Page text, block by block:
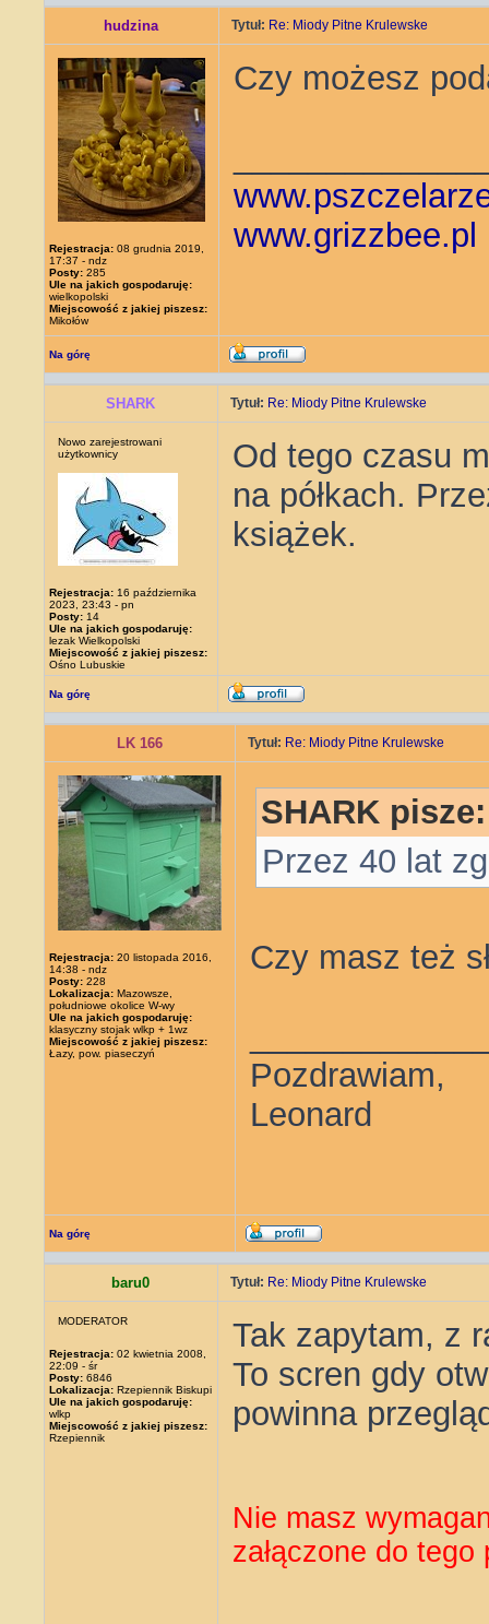
hudzina Tytuł: Re: Miody Pitne Krulewske
Rejestracja: 08 grudnia 2019,
17:37 - ndz
Posty: 285
Ule na jakich gospodaruję:
wielkopolski
Miejscowość z jakiej piszesz:
Mikołów
Czy możesz
www.grizzbee.pl
Na górę
SHARK Tytuł: Re: Miody Pitne Krulewske
Nowo zarejestrowani
użytkownicy
Rejestracja: 16 października
2023, 23:43 - pn
Posty: 14
Ule na jakich gospodaruję:
lezak Wielkopolski
Miejscowość z jakiej piszesz:
Ośno Lubuskie
Od tego czasu
na półkach.
książek.
Na górę
LK 166 Tytuł: Re: Miody Pitne Krulewske
Rejestracja: 20 listopada 2016,
14:38 - ndz
Posty: 228
Lokalizacja: Mazowsze,
południowe okolice W-wy
Ule na jakich gospodaruję:
klasyczny stojak wlkp + 1wz
Miejscowość z jakiej piszesz:
Łazy, pow. piaseczyń
SHARK pisze:
Przez 40 lat
Czy masz też
Pozdrawiam,
Leonard
Na górę
baru0 Tytuł: Re: Miody Pitne Krulewske
MODERATOR
Rejestracja: 02 kwietnia 2008,
22:09 - śr
Posty: 6846
Lokalizacja: Rzepiennik Biskupi
Ule na jakich gospodaruję:
wlkp
Miejscowość z jakiej piszesz:
Rzepiennik
Tak zapytam, z
To scren gdy
powinna
Nie masz
załączone do tego